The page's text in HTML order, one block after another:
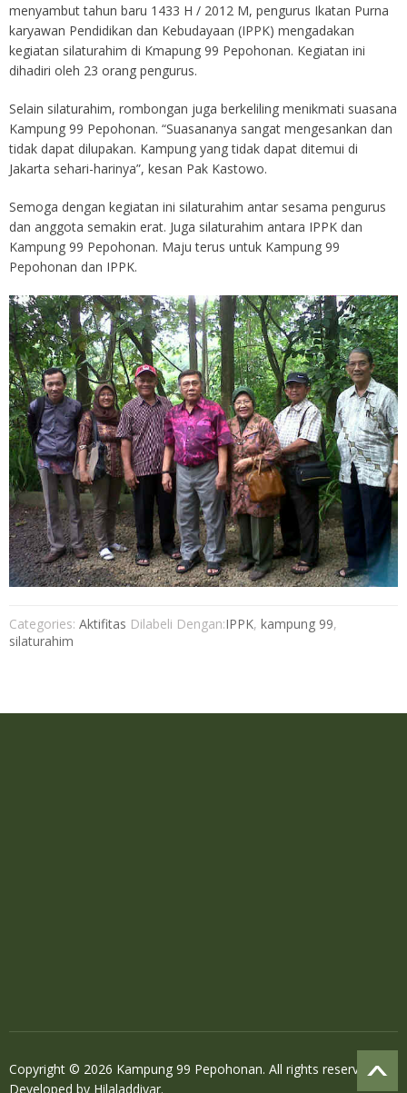
menyambut tahun baru 1433 H / 2012 M, pengurus Ikatan Purna
karyawan Pendidikan dan Kebudayaan (IPPK) mengadakan
kegiatan silaturahim di Kmapung 99 Pepohonan. Kegiatan ini
dihadiri oleh 23 orang pengurus.
Selain silaturahim, rombongan juga berkeliling menikmati suasana
Kampung 99 Pepohonan. “Suasananya sangat mengesankan dan
tidak dapat dilupakan. Kampung yang tidak dapat ditemui di
Jakarta sehari-harinya”, kesan Pak Kastowo.
Semoga dengan kegiatan ini silaturahim antar sesama pengurus
dan anggota semakin erat. Juga silaturahim antara IPPK dan
Kampung 99 Pepohonan. Maju terus untuk Kampung 99
Pepohonan dan IPPK.
Categories: Aktifitas Dilabeli Dengan:IPPK, kampung 99,
silaturahim
Copyright © 2026 Kampung 99 Pepohonan. All rights reserved.
Developed by Hilaladdiyar.